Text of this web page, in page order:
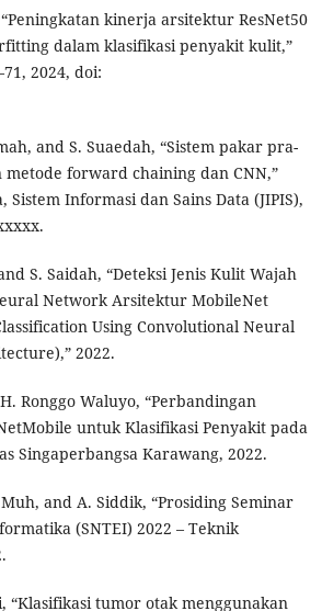
kinerja arsitektur ResNet50
dalam klasifikasi penyakit kulit,”
2024, doi:
and S. Suaedah, “Sistem pakar pra-
forward chaining dan CNN,”
Informasi dan Sains Data (JIPIS),
S. Saidah, “Deteksi Jenis Kulit Wajah
Network Arsitektur MobileNet
Using Convolutional Neural
2022.
Ronggo Waluyo, “Perbandingan
untuk Klasifikasi Penyakit pada
Singaperbangsa Karawang, 2022.
and A. Siddik, “Prosiding Seminar
(SNTEI) 2022 – Teknik
“Klasifikasi tumor otak menggunakan